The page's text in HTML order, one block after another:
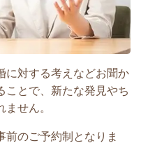
に対する考えなどお聞か
ことで、新たな発見やち
せん。
前のご予約制となりま